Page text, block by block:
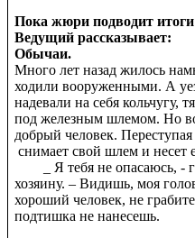
Пока жюри подводит итоги
Ведущий рассказывает:
Обычаи.
Много лет назад жилось
ходили вооруженными. А
надевали на себя кольчугу,
под железным шлемом. Но
добрый человек.
снимает свой шлем и несет
_ Я тебя не опасаюсь, -
хозяину. – Видишь, моя
хороший человек, не
подтишка не нанесешь.